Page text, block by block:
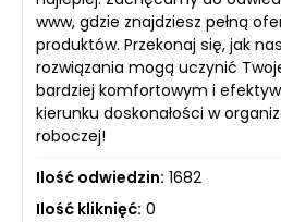
www, gdzie znajdziesz pełną
produktów. Przekonaj się, jak
rozwiązania mogą uczynić
bardziej komfortowym i
kierunku doskonałości w
roboczej!
Ilość odwiedzin: 1682
Ilość kliknięć: 0